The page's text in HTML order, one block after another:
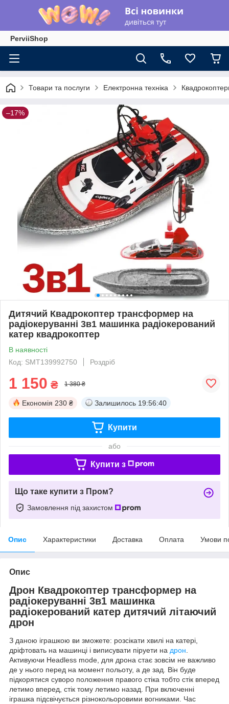
PerviiShop
Товари та послуги Електронна техніка
–17%
Дитячий Квадрокоптер трансформер на
радіокеруванні 3в1 машинка радіокерований
катер квадрокоптер
В наявності
Код: SMT139992750
Роздріб
1 150 ₴ 1 380 ₴
Економія 230 ₴ Залишилось 19:56:40
Купити
або
Купити з
Що таке купити з Пром?
Замовлення під захистом
Опис Характеристики Доставка Оплата Умови
Опис
Дрон Квадрокоптер трансформер на
радіокеруванні 3в1 машинка
радіокерований катер дитячий літаючий
дрон
З даною іграшкою ви зможете: розсікати хвилі на катері,
дріфтовать на машинці і виписувати піруети на дрон.
Активуючи Headless mode, для дрона стає зовсім не важливо
де у нього перед на момент польоту, а де зад. Він буде
підкорятися суворо положення правого стіка тобто стік вперед
летимо вперед, стік тому летимо назад. При включенні
іграшка підсвічується різнокольоровими вогниками. Час